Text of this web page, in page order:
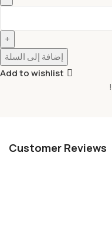
إضافة إلى السلة
Add to wishlist
Customer Reviews